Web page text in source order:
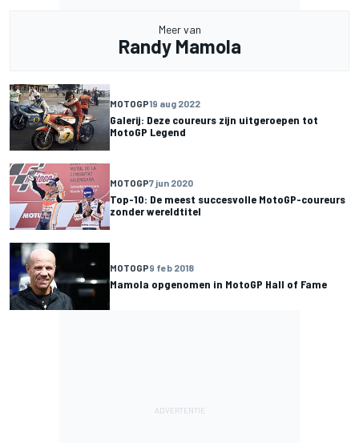
Meer van
Randy Mamola
MOTOGP19 aug 2022
Galerij: Deze coureurs zijn uitgeroepen tot
MotoGP Legend
MOTOGP7 jun 2020
Top-10: De meest succesvolle MotoGP-coureurs
zonder wereldtitel
MOTOGP9 feb 2018
Mamola opgenomen in MotoGP Hall of Fame